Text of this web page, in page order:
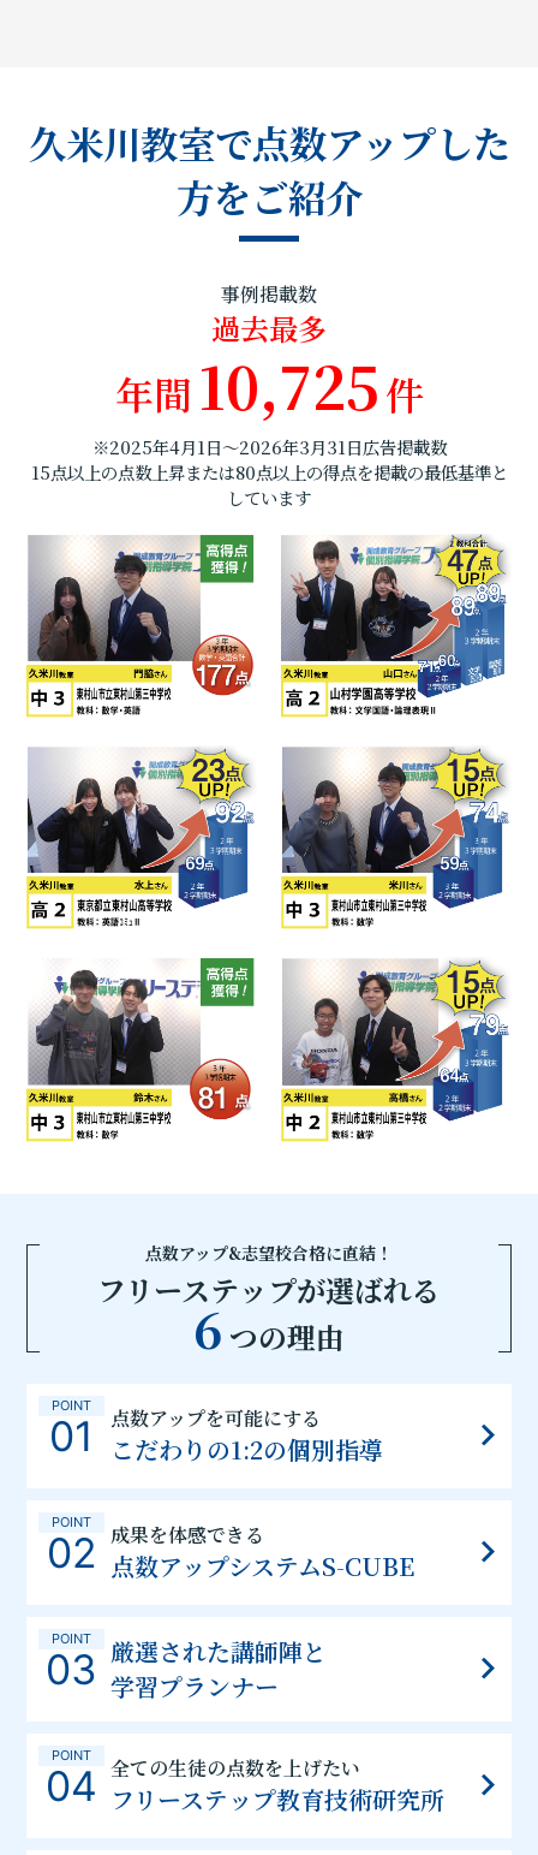
久米川教室で点数アップした
方をご紹介
事例掲載数
過去最多
年間 10,725件
※2025年4月1日～2026年3月31日広告掲載数
15点以上の点数上昇または80点以上の得点を掲載の最低基準と
しています
点数アップ&志望校合格に直結！
フリーステップが選ばれる
6 つの理由
POINT
01 点数アップを可能にする
こだわりの1:2の個別指導
POINT
02 成果を体感できる
点数アップシステムS-CUBE
POINT
03 厳選された講師陣と
学習プランナー
POINT
04 全ての生徒の点数を上げたい
フリーステップ教育技術研究所